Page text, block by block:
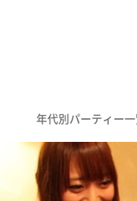
年代別パーティー